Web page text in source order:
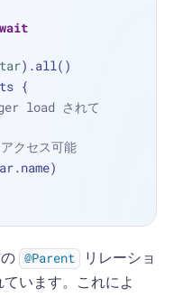
).all()
{
load されて
クセス可能
@Parent
リレーショ
ています。これによ